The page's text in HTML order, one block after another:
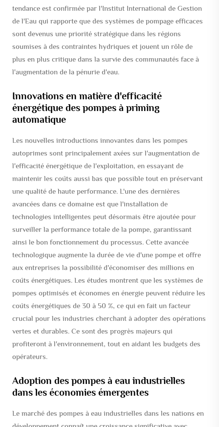
tendance est confirmée par l'Institut International de Gestion
de l'Eau qui rapporte que des systèmes de pompage efficaces
sont devenus une priorité stratégique dans les régions
soumises à des contraintes hydriques et jouent un rôle de
plus en plus critique dans la survie des communautés face à
l'augmentation de la pénurie d'eau.
Innovations en matière d'efficacité
énergétique des pompes à priming
automatique
Les nouvelles introductions innovantes dans les pompes
autoprimes sont principalement axées sur l'augmentation de
l'efficacité énergétique de l'exploitation, en essayant de
maintenir les coûts aussi bas que possible tout en préservant
une qualité de haute performance. L'une des dernières
avancées dans ce domaine est que l'installation de
technologies intelligentes peut désormais être ajoutée pour
surveiller la performance totale de la pompe, garantissant
ainsi le bon fonctionnement du processus. Cette avancée
technologique augmente la durée de vie d'une pompe et offre
aux entreprises la possibilité d'économiser des millions en
coûts énergétiques. Les études montrent que les systèmes de
pompes optimisés et économes en énergie peuvent réduire les
coûts énergétiques de 30 à 50 %, ce qui en fait un facteur
crucial pour les industries cherchant à adopter des opérations
vertes et durables. Ce sont des progrès majeurs qui
profiteront à l'environnement, tout en aidant les budgets des
opérateurs.
Adoption des pompes à eau industrielles
dans les économies émergentes
Le marché des pompes à eau industrielles dans les nations en